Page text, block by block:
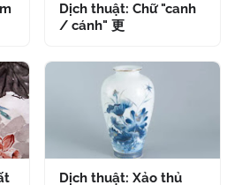
Dịch thuật: Chữ "canh
/ cánh" 更
Dịch thuật: Xảo thủ